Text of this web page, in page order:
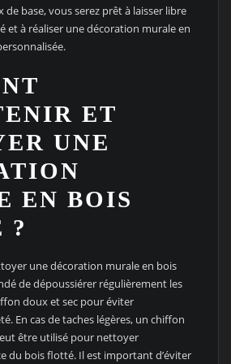
base, vous serez prêt à laisser libre
et à réaliser une décoration murale en
ET
UNE
EN BOIS
?
une décoration murale en bois
de dépoussiérer régulièrement les
doux et sec pour éviter
En cas de taches légères, un chiffon
être utilisé pour nettoyer
du bois flotté. Il est important d’éviter